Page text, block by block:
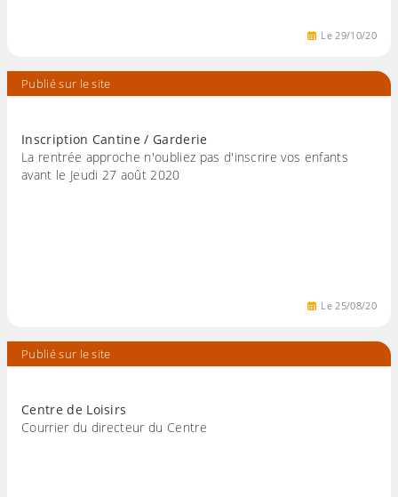
Le29/10/20
Publié sur le site
Inscription Cantine / Garderie
La rentrée approche n'oubliez pas d'inscrire vos enfants
avant le Jeudi 27 août 2020
Le25/08/20
Publié sur le site
Centre de Loisirs
Courrier du directeur du Centre